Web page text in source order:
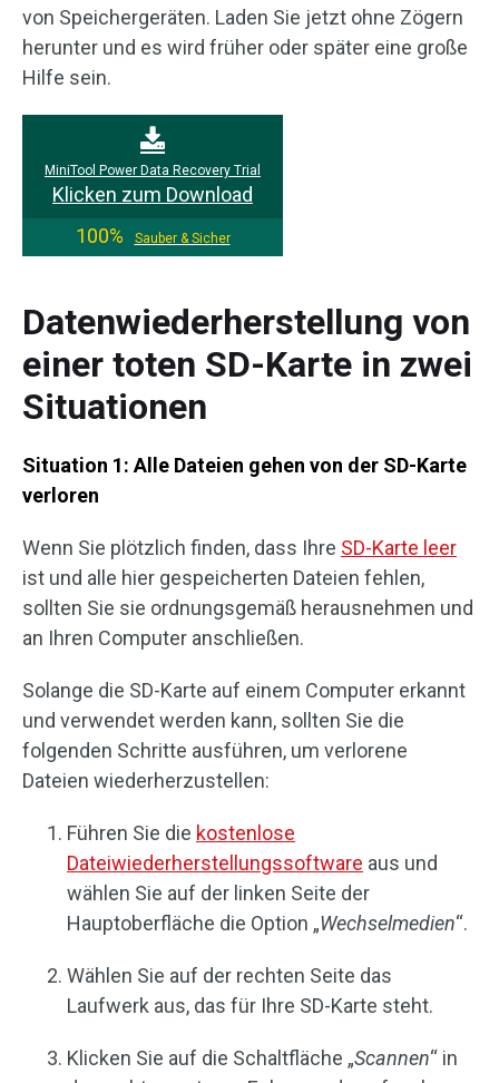
von Speichergeräten. Laden Sie jetzt ohne Zögern
herunter und es wird früher oder später eine große
Hilfe sein.
MiniTool Power Data Recovery Trial
Klicken zum Download
100%
Sauber & Sicher
Datenwiederherstellung von
einer toten SD-Karte in zwei
Situationen
Situation 1: Alle Dateien gehen von der SD-Karte
verloren
Wenn Sie plötzlich finden, dass Ihre SD-Karte leer
ist und alle hier gespeicherten Dateien fehlen,
sollten Sie sie ordnungsgemäß herausnehmen und
an Ihren Computer anschließen.
Solange die SD-Karte auf einem Computer erkannt
und verwendet werden kann, sollten Sie die
folgenden Schritte ausführen, um verlorene
Dateien wiederherzustellen:
Führen Sie die kostenlose
Dateiwiederherstellungssoftware aus und
wählen Sie auf der linken Seite der
Hauptoberfläche die Option „Wechselmedien“.
Wählen Sie auf der rechten Seite das
Laufwerk aus, das für Ihre SD-Karte steht.
Klicken Sie auf die Schaltfläche „Scannen“ in